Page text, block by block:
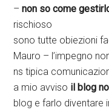
–non so come
rischioso
sono tutte obiezioni
Mauro – l’impegno
ns tipica
a mio avviso il blog
blog e farlo diventare